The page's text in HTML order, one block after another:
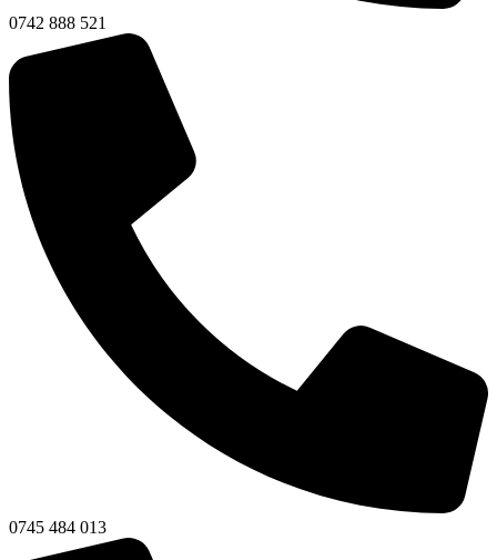
0742 888 521
0745 484 013